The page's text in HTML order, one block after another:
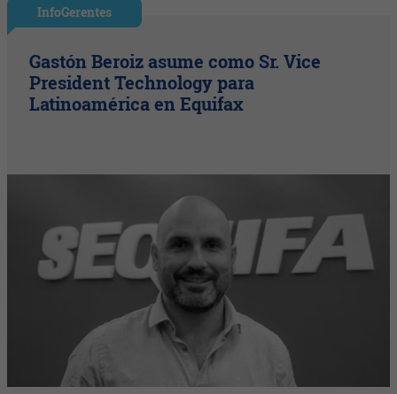
InfoGerentes
Gastón Beroiz asume como Sr. Vice
President Technology para
Latinoamérica en Equifax